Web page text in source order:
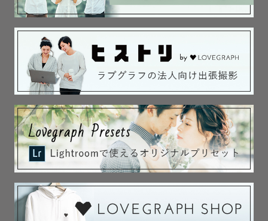
私はこの想いで幸せな瞬間を
撮影させていただきます！